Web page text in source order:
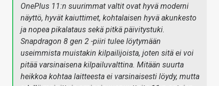
OnePlus 11:n suurimmat valtit ovat hyvä moderni
näyttö, hyvät kaiuttimet, kohtalaisen hyvä akunkesto
ja nopea pikalataus sekä pitkä päivitystuki.
Snapdragon 8 gen 2 -piiri tulee löytymään
useimmista muistakin kilpailijoista, joten sitä ei voi
pitää varsinaisena kilpailuvalttina. Mitään suurta
heikkoa kohtaa laitteesta ei varsinaisesti löydy, mutta